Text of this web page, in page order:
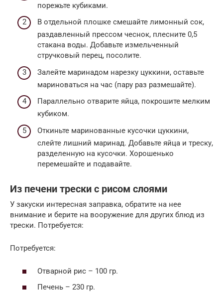
порежьте кубиками.
В отдельной плошке смешайте лимонный сок,
раздавленный прессом чеснок, плесните 0,5
стакана воды. Добавьте измельченный
стручковый перец, посолите.
Залейте маринадом нарезку цуккини, оставьте
мариноваться на час (пару раз размешайте).
Параллельно отварите яйца, покрошите мелким
кубиком.
Откиньте маринованные кусочки цуккини,
слейте лишний маринад. Добавьте яйца и треску,
разделенную на кусочки. Хорошенько
перемешайте и подавайте.
Из печени трески с рисом слоями
У закуски интересная заправка, обратите на нее
внимание и берите на вооружение для других блюд из
трески. Потребуется:
Потребуется:
Отварной рис – 100 гр.
Печень – 230 гр.